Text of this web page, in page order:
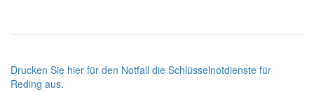
Drucken Sie hier für den Notfall die Schlüsselnotdienste für
Reding aus.